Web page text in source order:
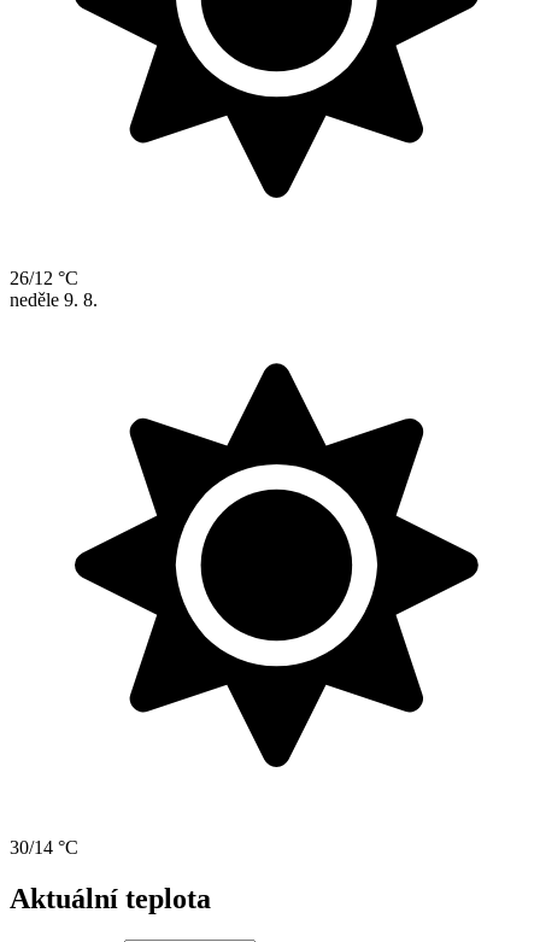
26/12 °C
neděle 9. 8.
30/14 °C
Aktuální teplota